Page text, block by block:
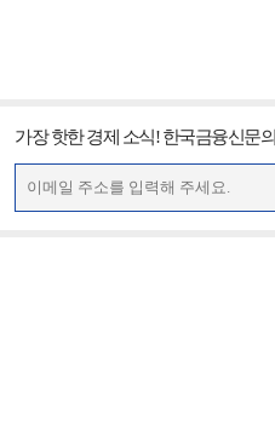
가장 핫한 경제 소식! 한국금융신문의